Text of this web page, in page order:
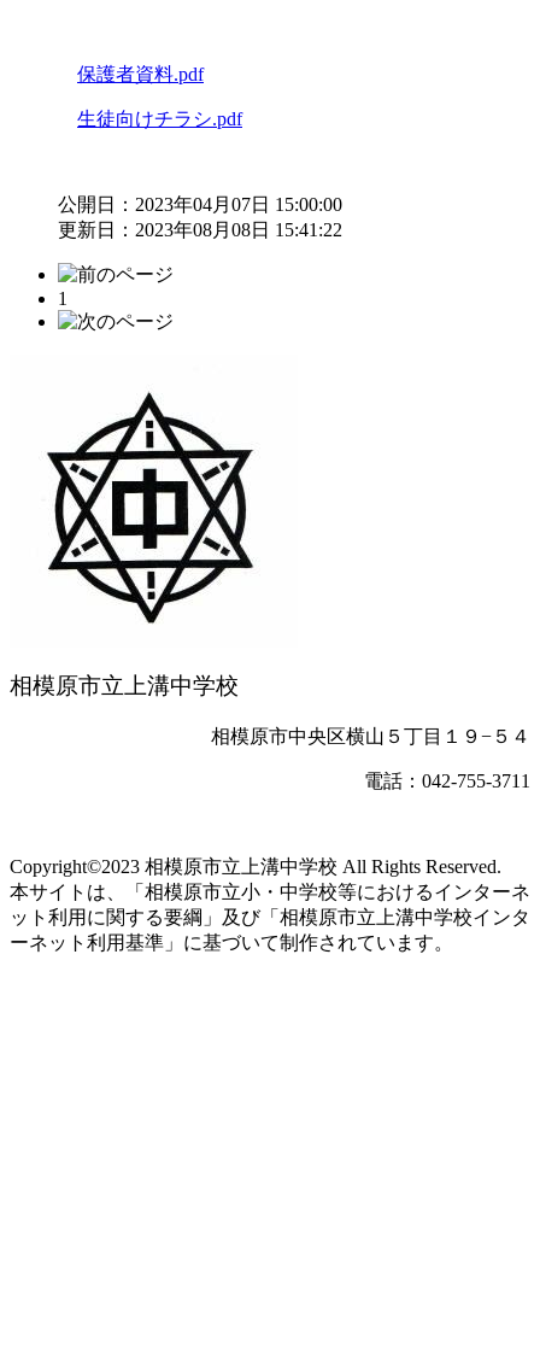
保護者資料.pdf
生徒向けチラシ.pdf
公開日：2023年04月07日 15:00:00
更新日：2023年08月08日 15:41:22
1
相模原市立上溝中学校
相模原市中央区横山５丁目１９−５４
電話：042-755-3711
Copyright©2023 相模原市立上溝中学校 All Rights Reserved.
本サイトは、「相模原市立小・中学校等におけるインターネ
ット利用に関する要綱」及び「相模原市立上溝中学校インタ
ーネット利用基準」に基づいて制作されています。